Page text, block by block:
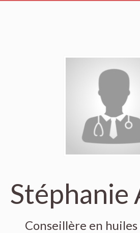
Stéphanie
Conseillère en